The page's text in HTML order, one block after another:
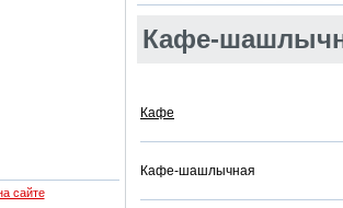
сайте
Кафе-
Кафе
Кафе-шашлычная